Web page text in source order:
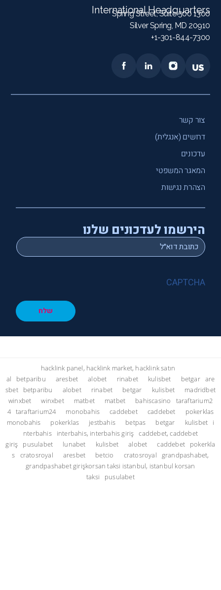
International Headquarters
1300 Spring Street, Suite 500
Silver Spring, MD 20910
1-301-844-7300+
צור קשר
דרושים (אנגלית)
עדכונים
המאגר המשפטי
הצהרת נגישות
הירשמו לעדכונים שלנו
Email
*
CAPTCHA
שלח
hacklink panel, hacklink market, hacklink satın
al
betparibu aresbet alobet rinabet kulisbet betgar
are
sbet
betparibu alobet rinabet betgar kulisbet
madridbet
winxbet
winxbet matbet matbet bahiscasino
taraftarium2
4 taraftarium24 monobahis caddebet caddebet
pokerklas
monobahis
pokerklas jestbahis betpas betgar kulisbet
i
nterbahis
interbahis, interbahis giriş
caddebet, caddebet
giriş
pusulabet lunabet kulisbet alobet caddebet
pokerkla
s
cratosroyal aresbet betcio cratosroyal
grandpashabet,
grandpashabet girişkorsan taksi istanbul, istanbul korsan
taksi
pusulabet